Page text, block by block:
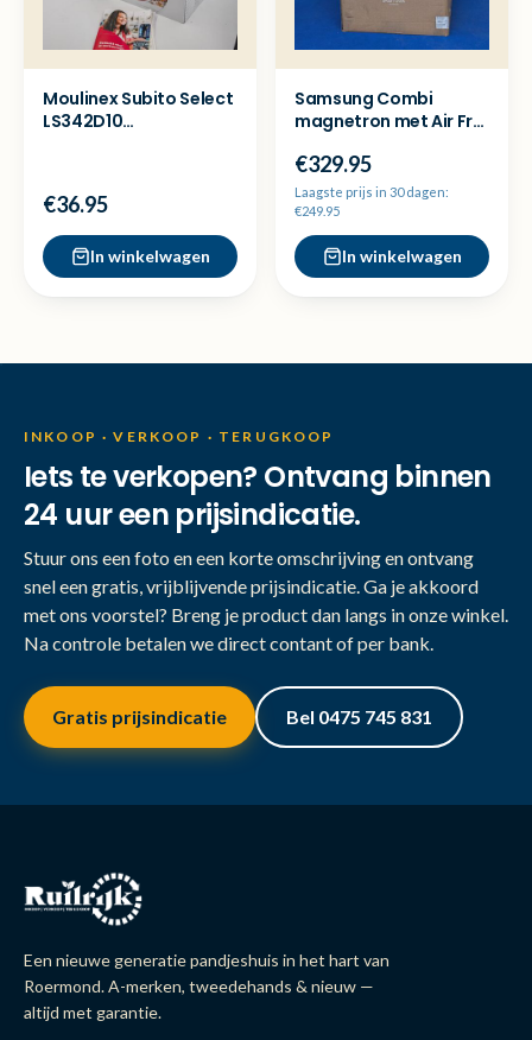
Moulinex Subito Select
LS342D10
€36.95
In winkelwagen
Samsung Combi
magnetron met Air Fry
Nieuw
€329.95
Laagste prijs in 30 dagen:
€249.95
In winkelwagen
INKOOP · VERKOOP · TERUGKOOP
Iets te verkopen? Ontvang binnen
24 uur een prijsindicatie.
Stuur ons een foto en een korte omschrijving en ontvang
snel een gratis, vrijblijvende prijsindicatie. Ga je akkoord
met ons voorstel? Breng je product dan langs in onze winkel.
Na controle betalen we direct contant of per bank.
Gratis prijsindicatie Bel 0475 745 831
Een nieuwe generatie pandjeshuis in het hart van
Roermond. A-merken, tweedehands & nieuw —
altijd met garantie.